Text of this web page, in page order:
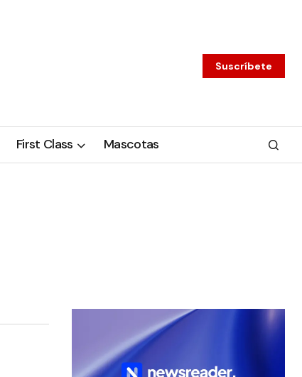
Suscríbete
First Class Mascotas